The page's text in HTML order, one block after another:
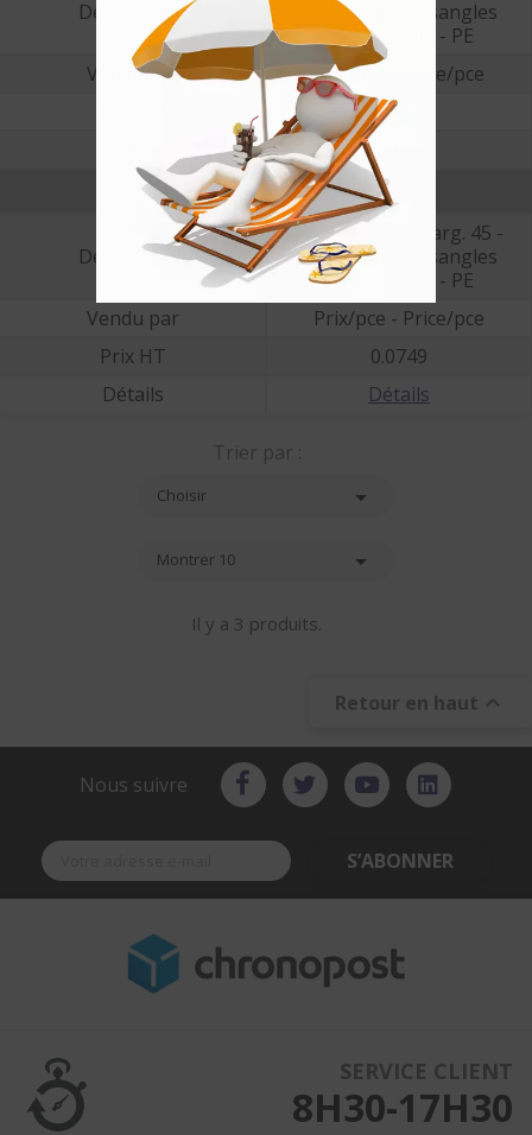
Désignation
Haut. 35 pour sangles
Larg. 13 mm - PE
Vendu par
Prix/pce - Price/pce
0.0473
Détails
COIN25_45SAN
Désignation
Protège bord Larg. 45 -
Haut. 35 pour sangles
Larg. 25 mm - PE
Vendu par
Prix/pce - Price/pce
Prix HT
0.0749
Détails
Détails
Trier par :
Choisir 
Montrer 10 
Il y a 3 produits.
Retour en haut 
Nous suivre
S’ABONNER
SERVICE CLIENT
8H30-17H30